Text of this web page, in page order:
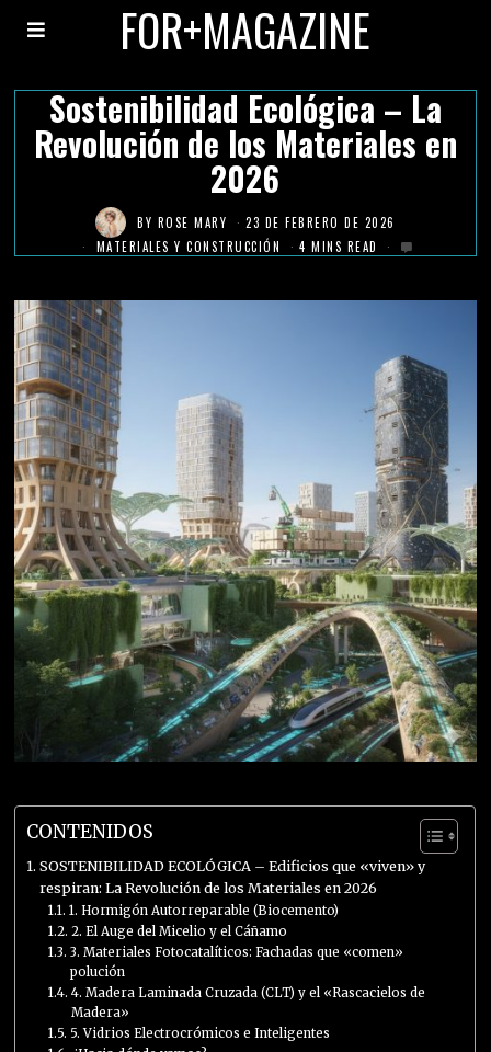
FOR+MAGAZINE
Sostenibilidad Ecológica – La
Revolución de los Materiales en
2026
BY ROSE MARY
23 DE FEBRERO DE 2026
MATERIALES Y CONSTRUCCIÓN
4 MINS READ
CONTENIDOS
SOSTENIBILIDAD ECOLÓGICA – Edificios que «viven» y
respiran: La Revolución de los Materiales en 2026
1. Hormigón Autorreparable (Biocemento)
2. El Auge del Micelio y el Cáñamo
3. Materiales Fotocatalíticos: Fachadas que «comen»
polución
4. Madera Laminada Cruzada (CLT) y el «Rascacielos de
Madera»
5. Vidrios Electrocrómicos e Inteligentes